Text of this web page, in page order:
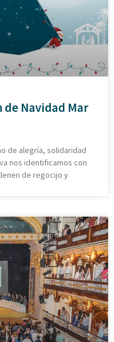
Navidad Mar
de alegría, solidaridad
nos identificamos con
de regocijo y